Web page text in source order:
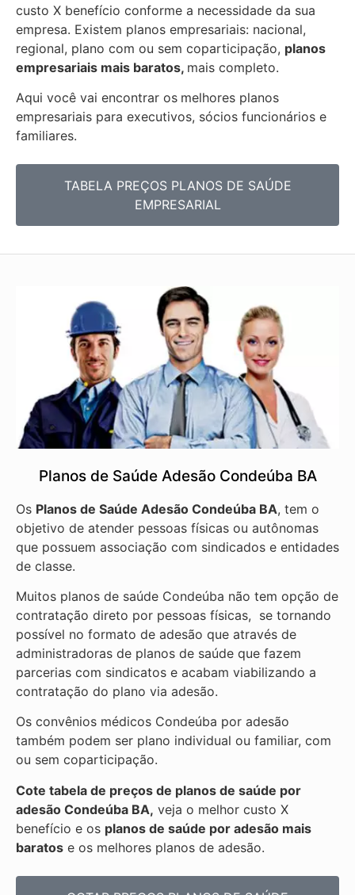
custo X benefício conforme a necessidade da sua
empresa. Existem planos empresariais: nacional,
regional, plano com ou sem coparticipação, planos
empresariais mais baratos, mais completo.
Aqui você vai encontrar os melhores planos
empresariais para executivos, sócios funcionários e
familiares.
TABELA PREÇOS PLANOS DE SAÚDE
EMPRESARIAL
Planos de Saúde Adesão Condeúba BA
Os Planos de Saúde Adesão Condeúba BA, tem o
objetivo de atender pessoas físicas ou autônomas
que possuem associação com sindicados e entidades
de classe.
Muitos planos de saúde Condeúba não tem opção de
contratação direto por pessoas físicas, se tornando
possível no formato de adesão que através de
administradoras de planos de saúde que fazem
parcerias com sindicatos e acabam viabilizando a
contratação do plano via adesão.
Os convênios médicos Condeúba por adesão
também podem ser plano individual ou familiar, com
ou sem coparticipação.
Cote tabela de preços de planos de saúde por
adesão Condeúba BA, veja o melhor custo X
benefício e os planos de saúde por adesão mais
baratos e os melhores planos de adesão.